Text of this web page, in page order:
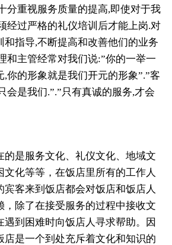
分重视服务质量的提高,即使对于我
经过严格的礼仪培训后才能上岗.对
和指导,不断提高和改善他们的业务
和主管经常对我们说:”你的一举一
你的形象就是我们开元的形象”.”客
会是我们.”.”只有真诚的服务,才会
的是服务文化、礼仪文化、地域文
文化等等，在饭店里所有的工作人
宾客来到饭店都会对饭店和饭店人
，除了在接受服务的过程中接收文
遇到困难时向饭店人寻求帮助。因
店是一个到处充斥着文化和知识的